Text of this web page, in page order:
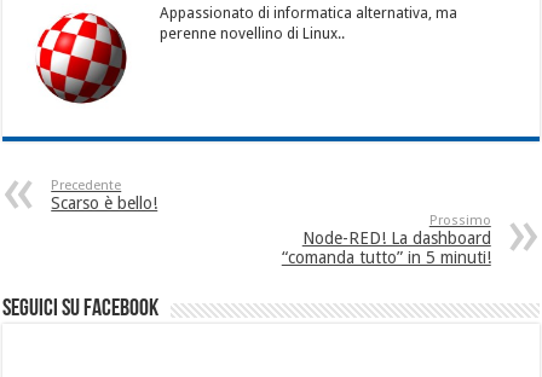
Appassionato di informatica alternativa, ma
perenne novellino di Linux..
Precedente
Scarso è bello!
Prossimo
Node-RED! La dashboard
“comanda tutto” in 5 minuti!
seguici su facebook